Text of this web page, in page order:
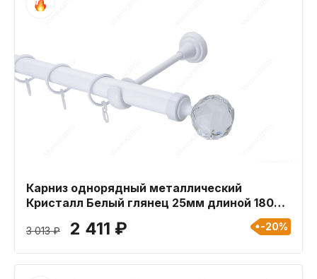
Карниз однорядный металлический
Кристалл Белый глянец 25мм длиной 180
3 013 ₽ 2 411 ₽ -20%